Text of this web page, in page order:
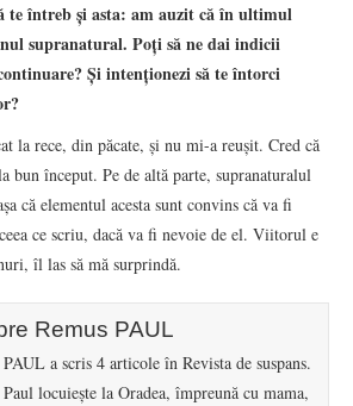
te întreb și asta: am auzit că în ultimul
supranatural. Poți să ne dai indicii
Și intenționezi să te întorci
la rece, din păcate, și nu mi-a reușit. Cred că
bun început. Pe de altă parte, supranaturalul
că elementul acesta sunt convins că va fi
ce scriu, dacă va fi nevoie de el. Viitorul e
îl las să mă surprindă.
Remus PAUL
PAUL a scris 4 articole în Revista de suspans.
Paul locuiește la Oradea, împreună cu mama,